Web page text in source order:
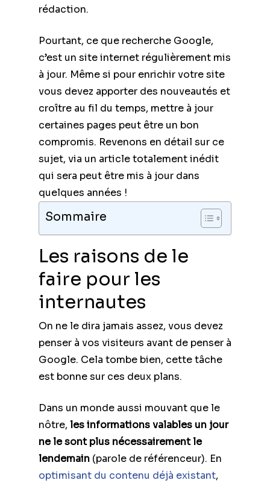
rédaction.
Pourtant, ce que recherche Google,
c’est un site internet régulièrement mis
à jour. Même si pour enrichir votre site
vous devez apporter des nouveautés et
croître au fil du temps, mettre à jour
certaines pages peut être un bon
compromis. Revenons en détail sur ce
sujet, via un article totalement inédit
qui sera peut être mis à jour dans
quelques années !
Sommaire
Les raisons de le
faire pour les
internautes
On ne le dira jamais assez, vous devez
penser à vos visiteurs avant de penser à
Google. Cela tombe bien, cette tâche
est bonne sur ces deux plans.
Dans un monde aussi mouvant que le
nôtre, les informations valables un jour
ne le sont plus nécessairement le
lendemain (parole de référenceur). En
optimisant du contenu déjà existant,